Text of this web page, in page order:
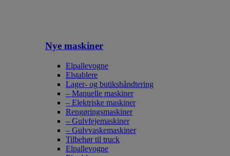
Nye maskiner
Elpallevogne
Elstablere
Lager- og butikshåndtering
– Manuelle maskiner
– Elektriske maskiner
Rengøringsmaskiner
– Gulvfejemaskiner
– Gulvvaskemaskiner
Tilbehør til truck
Elpallevogne